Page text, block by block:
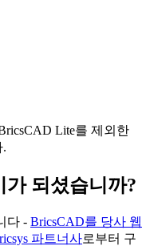
Lite를 제외한
.
되셨습니까?
다 - BricsCAD를 당사 웹
파트너사로부터 구